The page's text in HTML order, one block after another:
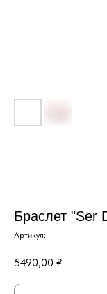
Браслет "Ser
Артикул:
5490,00 ₽